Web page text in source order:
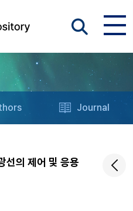
Journal
선의 제어 및 응용